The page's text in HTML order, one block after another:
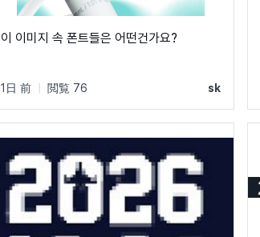
이 이미지 속 폰트들은 어떤건가요?
1日 前 閲覧 76 sk